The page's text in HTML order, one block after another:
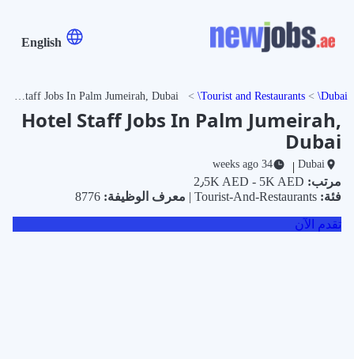
English
Dubai
Tourist and Restaurants
Hotel Staff Jobs In Palm Jumeirah,
Dubai
Dubai
|
34 weeks ago
مرتب:
فئة:
معرف الوظيفة:
تقدم الآن